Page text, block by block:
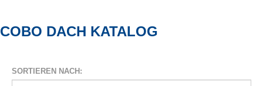
COBO DACH KATALOG
SORTIEREN NACH: